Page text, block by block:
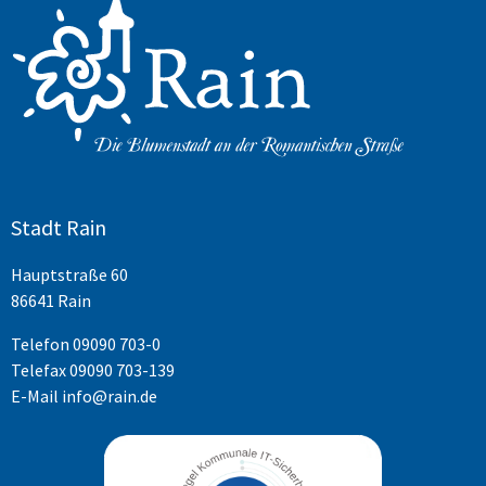
Stadt Rain
Hauptstraße 60
86641 Rain
Telefon 09090 703-0
Telefax 09090 703-139
E-Mail info@rain.de